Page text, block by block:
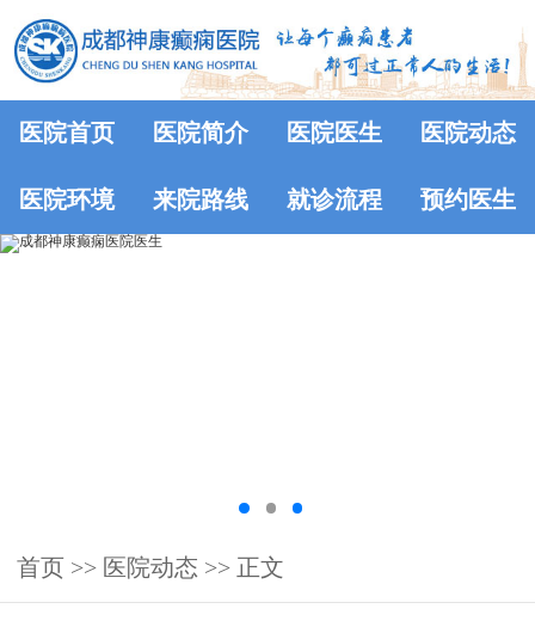
医院首页 医院简介 医院医生 医院动态
医院环境 来院路线 就诊流程 预约医生
首页 >> 医院动态 >> 正文